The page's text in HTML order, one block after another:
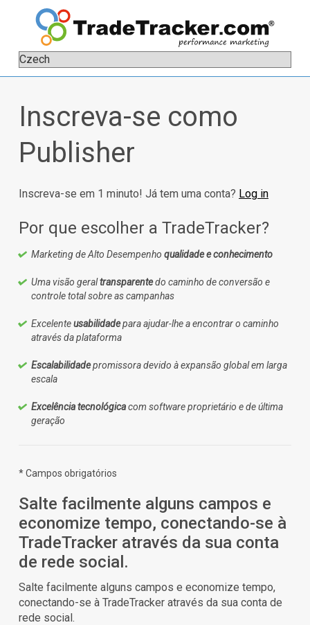
Inscreva-se como
Publisher
Inscreva-se em 1 minuto! Já tem uma conta? Log in
Por que escolher a TradeTracker?
Marketing de Alto Desempenhoqualidade e conhecimento
Uma visão geraltransparentedo caminho de conversão e
controle total sobre as campanhas
Excelenteusabilidadepara ajudar-lhe a encontrar o caminho
através da plataforma
Escalabilidadepromissora devido à expansão global em larga
escala
Excelência tecnológicacom software proprietário e de última
geração
* Campos obrigatórios
Salte facilmente alguns campos e
economize tempo, conectando-se à
TradeTracker através da sua conta
de rede social.
Salte facilmente alguns campos e economize tempo,
conectando-se à TradeTracker através da sua conta de
rede social.